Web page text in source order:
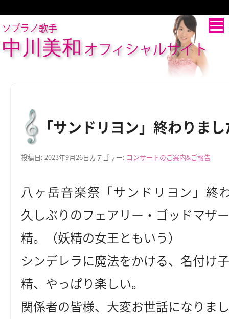
ソプラノ歌手
中川美和 オフィシャルサイト
「サンドリヨン」終わりま
投稿日:2023年9月26日カテゴリー: コンサートのご案内&ご報告
八ヶ岳音楽祭「サンドリヨン」終
久しぶりのフェアリー・ゴッドマザ
精。（妖精の女王ともいう）
シンデレラに魔法をかける、名付け
精、やっぱり楽しい。
関係者の皆様、大変お世話になりま